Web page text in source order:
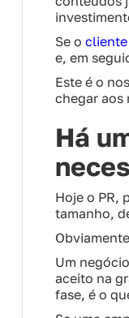
Se o
e, em
Este é o
chegar aos
Há
Hoje o PR,
tamanho,
Um
aceito na
fase, é o